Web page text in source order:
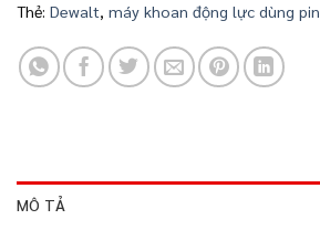
Thẻ: Dewalt, máy khoan động lực dùng pin
MÔ TẢ